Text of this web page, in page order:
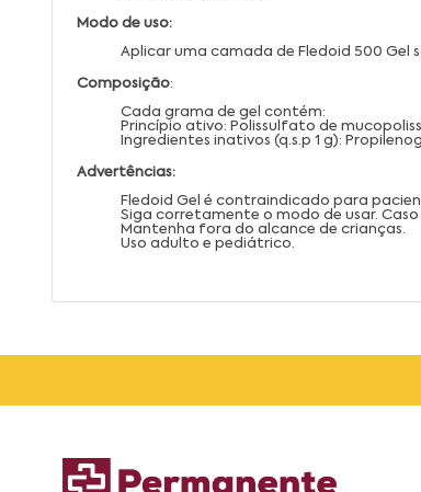
Modo de uso:
Aplicar uma camada de Fledoid 500 Gel
Composição:
Cada grama de gel contém:
Princípio ativo: Polissulfato de
Ingredientes inativos (q.s.p 1 g):
Advertências:
Fledoid Gel é contraindicado para
Siga corretamente o modo de usar.
Mantenha fora do alcance de crianças.
Uso adulto e pediátrico.